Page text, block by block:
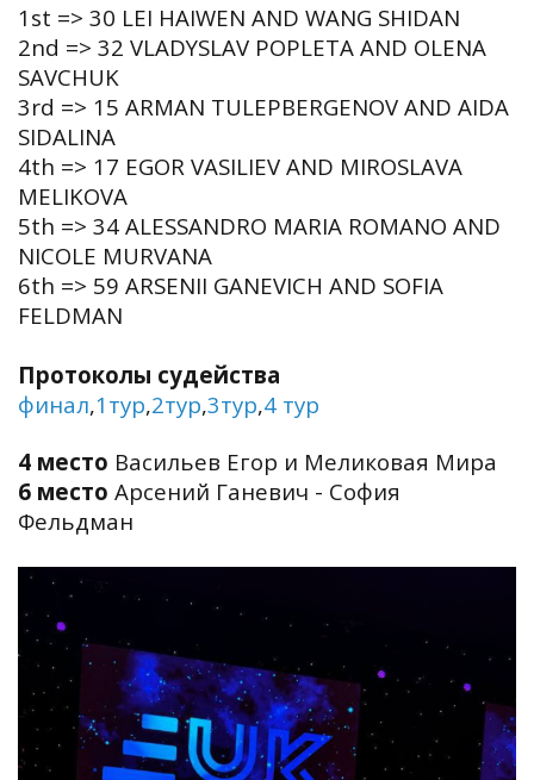
1st => 30 LEI HAIWEN AND WANG SHIDAN
2nd => 32 VLADYSLAV POPLETA AND OLENA
SAVCHUK
3rd => 15 ARMAN TULEPBERGENOV AND AIDA
SIDALINA
4th => 17 EGOR VASILIEV AND MIROSLAVA
MELIKOVA
5th => 34 ALESSANDRO MARIA ROMANO AND
NICOLE MURVANA
6th => 59 ARSENII GANEVICH AND SOFIA
FELDMAN
Протоколы судейства
финал,1тур,2тур,3тур,4 тур
4 место Васильев Егор и Меликовая Мира
6 место Арсений Ганевич - София
Фельдман